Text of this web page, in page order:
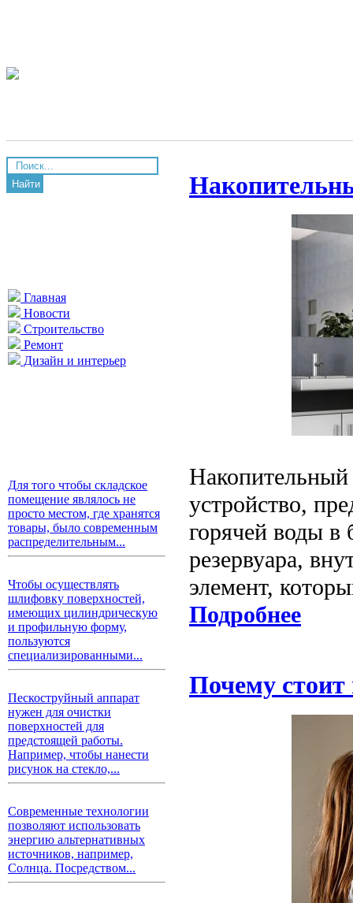
Найти
Главная
Новости
Строительство
Ремонт
Дизайн и интерьер
Для того чтобы складское
помещение являлось не
просто местом, где хранятся
товары, было современным
распределительным...
Чтобы осуществлять
шлифовку поверхностей,
имеющих цилиндрическую
и профильную форму,
пользуются
специализированными...
Пескоструйный аппарат
нужен для очистки
поверхностей для
предстоящей работы.
Например, чтобы нанести
рисунок на стекло,...
Современные технологии
позволяют использовать
энергию альтернативных
источников, например,
Солнца. Посредством...
Накопительный
устройство,
горячей воды в
резервуара,
элемент,
Подробнее
Почему